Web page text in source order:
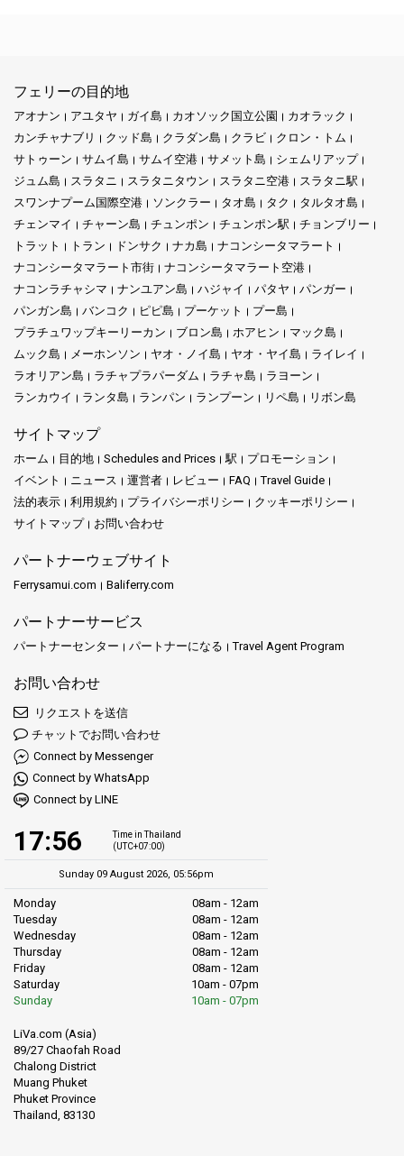
フェリーの目的地
アオナン アユタヤ ガイ島 カオソック国立公園
カオラック
カンチャナブリ
クッド島 クラダン島 クラビ
クロン・トム
サトゥーン
サムイ島 サムイ空港 サメット島
シェムリアップ
ジュム島
スラタニ スラタニタウン スラタニ空港
スラタニ駅
スワンナプーム国際空港
ソンクラー タオ島 タク
タルタオ島
チェンマイ
チャーン島 チュンポン チュンポン駅
チョンブリー
トラット
トラン ドンサク ナカ島
ナコンシータマラート
ナコンシータマラート市街
ナコンシータマラート空港
ナコンラチャシマ
ナンユアン島 ハジャイ パタヤ
パンガー
パンガン島
バンコク ピピ島 プーケット
プー島
プラチュワップキーリーカン
ブロン島 ホアヒン
マック島
ムック島
メーホンソン ヤオ・ノイ島 ヤオ・ヤイ島
ライレイ
ラオリアン島
ラチャプラパーダム ラチャ島
ラヨーン
ランカウイ
ランタ島 ランパン ランプーン リペ島 リボン島
サイトマップ
ホーム 目的地 Schedules and Prices 駅
プロモーション
イベント
ニュース 運営者 レビュー FAQ
Travel Guide
法的表示
利用規約 プライバシーポリシー
クッキーポリシー
サイトマップ
お問い合わせ
パートナーウェブサイト
Ferrysamui.com Baliferry.com
パートナーサービス
パートナーセンター パートナーになる Travel Agent Program
お問い合わせ
リクエストを送信
チャットでお問い合わせ
Connect by Messenger
Connect by WhatsApp
Connect by LINE
17:56
Time in Thailand
(UTC+07:00)
Sunday 09 August 2026, 05:56pm
Monday
08am - 12am
Tuesday
08am - 12am
Wednesday
08am - 12am
Thursday
08am - 12am
Friday
08am - 12am
Saturday
10am - 07pm
Sunday
10am - 07pm
LiVa.com (Asia)
89/27 Chaofah Road
Chalong District
Muang Phuket
Phuket Province
Thailand, 83130